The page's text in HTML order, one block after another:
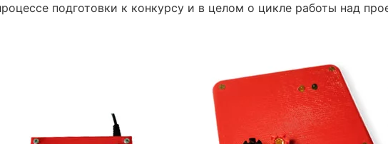
подготовки к конкурсу и в целом о цикле работы над